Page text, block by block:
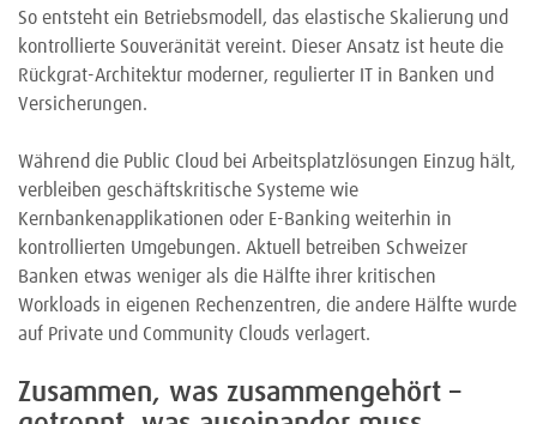
So entsteht ein Betriebsmodell, das elastische Skalierung und
kontrollierte Souveränität vereint. Dieser Ansatz ist heute die
Rückgrat-Architektur moderner, regulierter IT in Banken und
Versicherungen.
Während die Public Cloud bei Arbeitsplatzlösungen Einzug hält,
verbleiben geschäftskritische Systeme wie
Kernbankenapplikationen oder E-Banking weiterhin in
kontrollierten Umgebungen. Aktuell betreiben Schweizer
Banken etwas weniger als die Hälfte ihrer kritischen
Workloads in eigenen Rechenzentren, die andere Hälfte wurde
auf Private und Community Clouds verlagert.
Zusammen, was zusammengehört –